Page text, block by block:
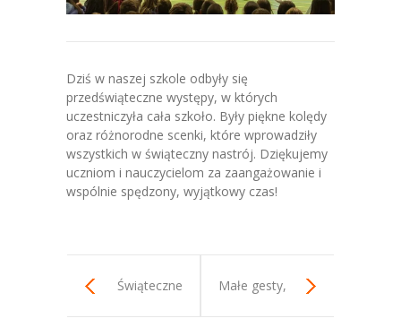
-- Szkoła od Środka
-- Zajęcia w klasach 4-8
-- Lista podręczników dla klas 4 –
8
-- Zajęcia w klasach 1 – 3
---- Rodzic, uczeń
Dziś w naszej szkole odbyły się
przedświąteczne występy, w których
uczestniczyła cała szkoło. Były piękne kolędy
oraz różnorodne scenki, które wprowadziły
wszystkich w świąteczny nastrój. Dziękujemy
uczniom i nauczycielom za zaangażowanie i
wspólnie spędzony, wyjątkowy czas!
Świąteczne Małe gesty,